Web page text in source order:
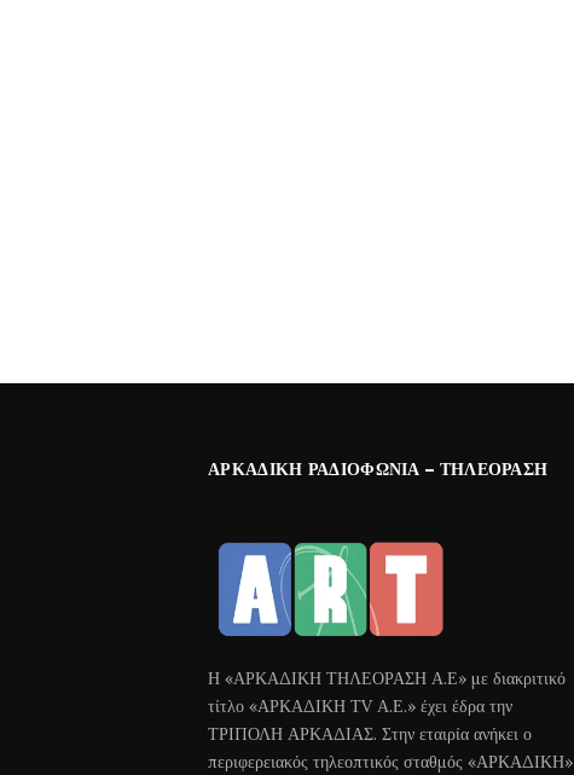
ΑΡΚΑΔΙΚΉ ΡΑΔΙΟΦΩΝΊΑ – ΤΗΛΕΌΡΑΣΗ
Η «ΑΡΚΑΔΙΚΗ ΤΗΛΕΟΡΑΣΗ Α.Ε» με διακριτικό
τίτλο «ΑΡΚΑΔΙΚΗ ΤV Α.Ε.» έχει έδρα την
ΤΡΙΠΟΛΗ ΑΡΚΑΔΙΑΣ. Στην εταιρία ανήκει ο
περιφερειακός τηλεοπτικός σταθμός «ΑΡΚΑΔΙΚΗ»